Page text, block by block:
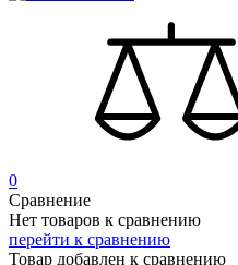
0
Сравнение
Нет товаров к сравнению
перейти к сравнению
Товар добавлен к сравнению